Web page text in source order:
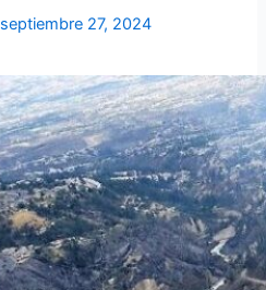
septiembre 27, 2024